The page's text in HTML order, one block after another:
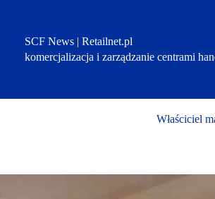
SCF News | Retailnet.pl
komercjalizacja i zarządzanie centrami
Właściciel